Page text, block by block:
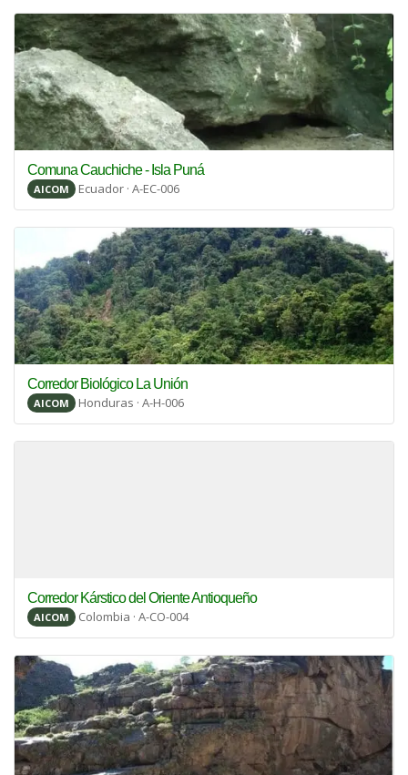
Comuna Cauchiche - Isla Puná
AICOM Ecuador · A-EC-006
Corredor Biológico La Unión
AICOM Honduras · A-H-006
Corredor Kárstico del Oriente Antioqueño
AICOM Colombia · A-CO-004